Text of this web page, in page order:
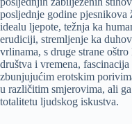
posljednje godine
idealu ljepote, težnja ka
erudiciji, stremljenje ka
vrlinama, s druge strane
društva i vremena,
zbunjujućim erotskim
u različitim smjerovima, ali
totalitetu ljudskog iskustva.